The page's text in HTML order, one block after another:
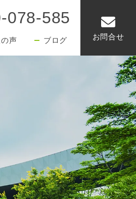
078-585
声 ブログ お問合せ